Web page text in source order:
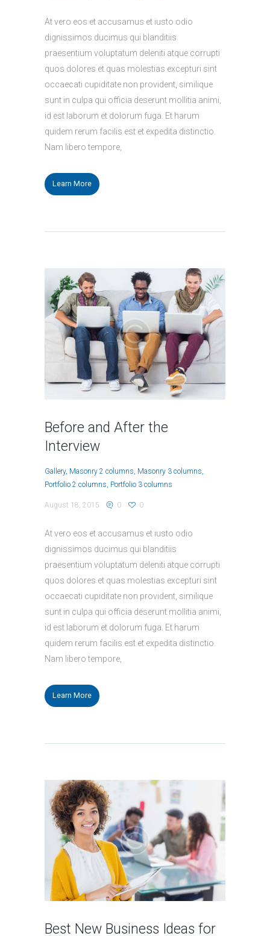
At vero eos et accusamus et iusto odio
dignissimos ducimus qui blanditiis
praesentium voluptatum deleniti atque corrupti
quos dolores et quas molestias excepturi sint
occaecati cupiditate non provident, similique
sunt in culpa qui officia deserunt mollitia animi,
id est laborum et dolorum fuga. Et harum
quidem rerum facilis est et expedita distinctio.
Nam libero tempore,
Learn More
Before and After the
Interview
Gallery Masonry 2 columns Masonry 3 columns
Portfolio 2 columns Portfolio 3 columns
August 18, 2015 0 0
At vero eos et accusamus et iusto odio
dignissimos ducimus qui blanditiis
praesentium voluptatum deleniti atque corrupti
quos dolores et quas molestias excepturi sint
occaecati cupiditate non provident, similique
sunt in culpa qui officia deserunt mollitia animi,
id est laborum et dolorum fuga. Et harum
quidem rerum facilis est et expedita distinctio.
Nam libero tempore,
Learn More
Best New Business Ideas for